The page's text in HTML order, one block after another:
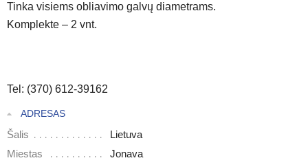
Tinka visiems obliavimo galvų diametrams.
Komplekte – 2 vnt.
Tel: (370) 612-39162
ADRESAS
Šalis
Lietuva
Miestas
Jonava